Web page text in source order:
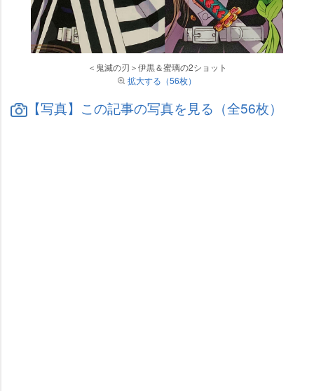
＜鬼滅の刃＞伊黒＆蜜璃の2ショット
拡大する（56枚）
【写真】この記事の写真を見る（全56枚）